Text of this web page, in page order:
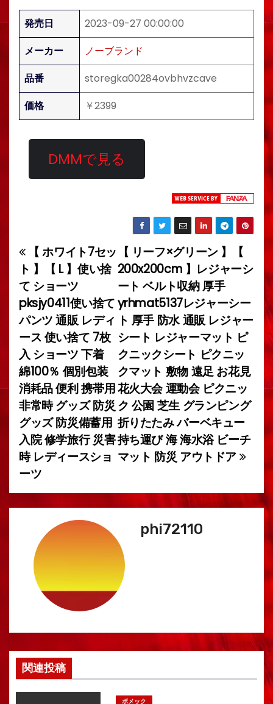
発売日
2023-09-27 00:00:00
メーカー
ノーブランド
品番
storegka00284ovbhvzcave
価格
￥2399
DMMで見る
投
稿
ナ
ビ
ゲ
ー
シ
ョ
ン
【 リーフ×グリーン 】【
200x200cm 】レジャーシ
ート ベルト収納 厚手
yrhmat5137レジャーシー
ト 厚手 防水 通販 レジャー
シート レジャーマット ピ
クニックシート ピクニッ
クマット 敷物 遠足 お花見
花火大会 運動会 ピクニッ
ク 公園 芝生 グランピング
折りたたみ バーベキュー
持ち運び 海 海水浴 ビーチ
マット 防災 アウトドア
【 ホワイト7セッ
ト 】【 L 】使い捨
て ショーツ
pksjy0411使い捨て
パンツ 通販 レディ
ース 使い捨て 7枚
入 ショーツ 下着
綿100％ 個別包装
消耗品 便利 携帯用
非常時 グッズ 防災
グッズ 防災備蓄用
入院 修学旅行 災害
時 レディースショ
ーツ
phi72110
関連投稿
ボメック